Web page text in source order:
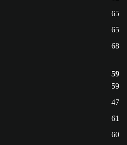
65
65
68
59
59
47
61
60